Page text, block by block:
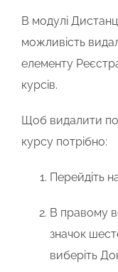
В модулі
можливість
елементу
курсів.
Щоб видалити
курсу потрібно:
Перейдіть
В правому
значок
виберіть